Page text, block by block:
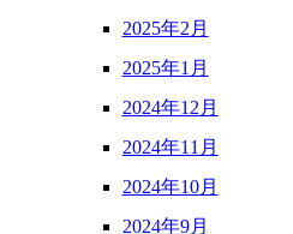
2025年2月
2025年1月
2024年12月
2024年11月
2024年10月
2024年9月